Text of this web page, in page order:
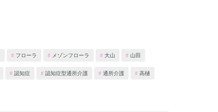
フローラ メゾンフローラ 大山 山田
認知症 認知症型通所介護 通所介護 高樋